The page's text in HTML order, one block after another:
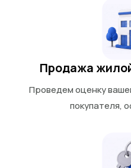
Продажа
Проведем оценку
покупателя,